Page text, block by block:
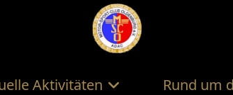
Aktivitäten Rund um